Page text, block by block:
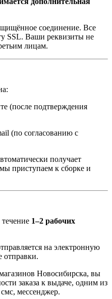
соединение. Все
SSL. Ваши реквизиты не
лицам.
(после подтверждения
(по согласованию с
получает
приступаем к сборке и
течение 1–2 рабочих
на электронную
отправки.
Новосибирска, вы
заказа к выдаче, одним из
мессенджер.